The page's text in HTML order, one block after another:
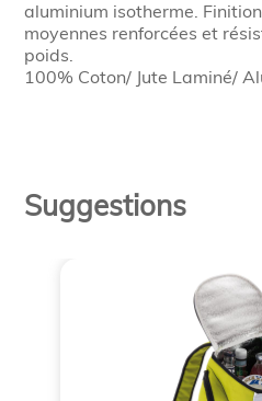
aluminium isotherme.
moyennes renforcées et
poids.
100% Coton/ Jute Laminé/
Suggestions